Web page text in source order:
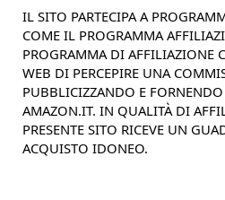
IL SITO PARTECIPA A
COME IL PROGRAMMA
PROGRAMMA DI AFFILIAZIONE
WEB DI PERCEPIRE UNA
PUBBLICIZZANDO E
AMAZON.IT. IN QUALITÀ DI
PRESENTE SITO RICEVE UN
ACQUISTO IDONEO.